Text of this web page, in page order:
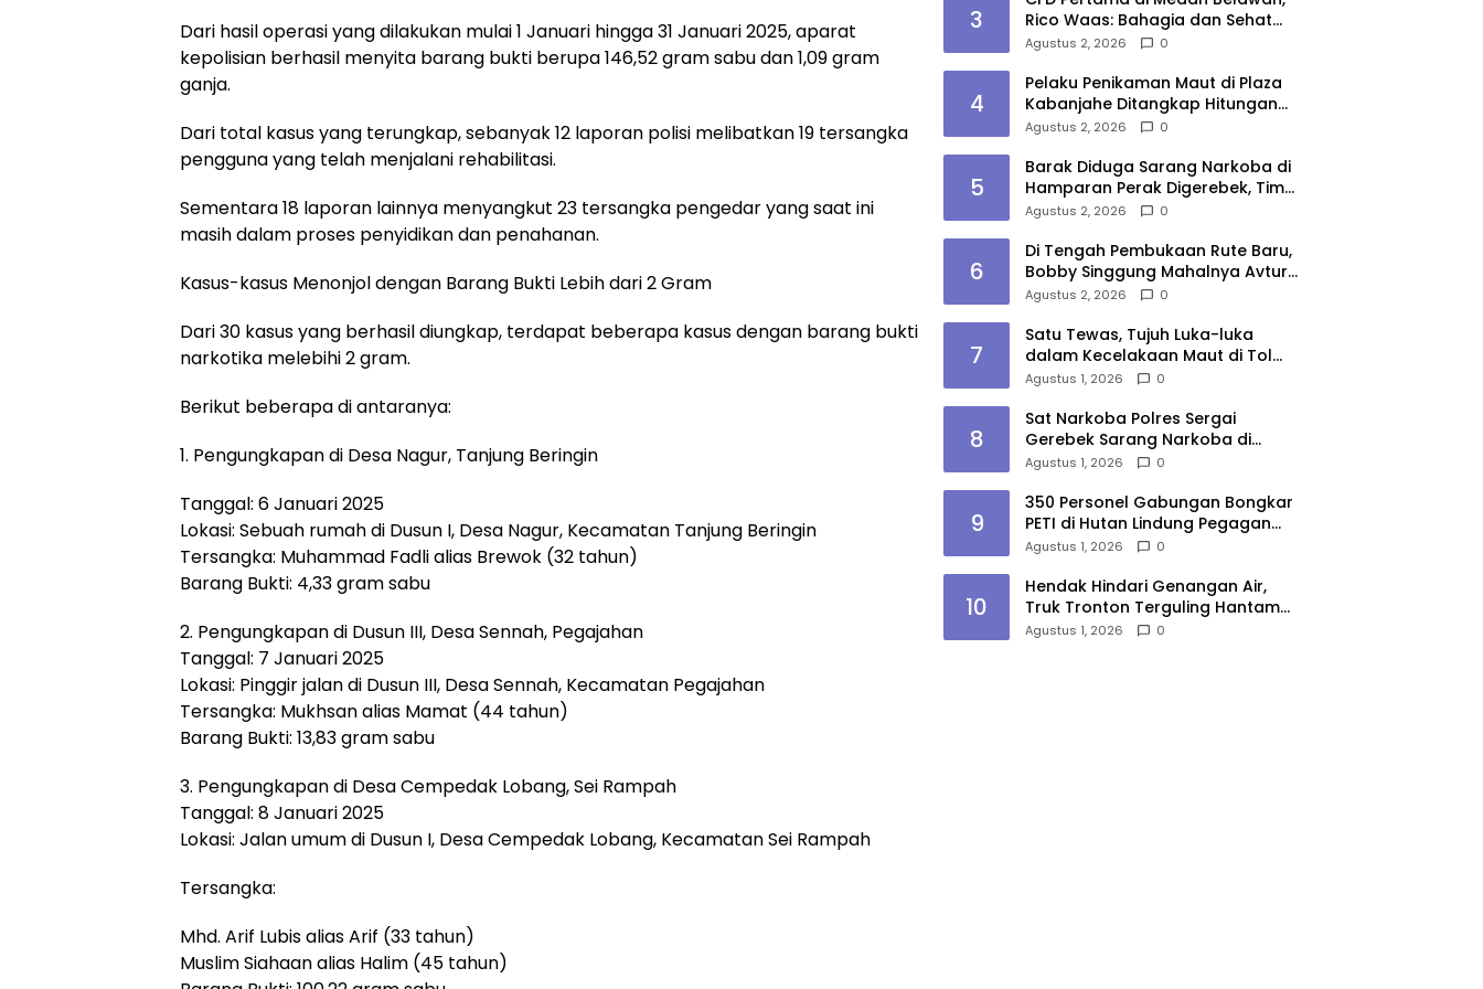
Dari hasil operasi yang dilakukan mulai 1 Januari hingga 31 Januari 2025, aparat
kepolisian berhasil menyita barang bukti berupa 146,52 gram sabu dan 1,09 gram
ganja.
Dari total kasus yang terungkap, sebanyak 12 laporan polisi melibatkan 19 tersangka
pengguna yang telah menjalani rehabilitasi.
Sementara 18 laporan lainnya menyangkut 23 tersangka pengedar yang saat ini
masih dalam proses penyidikan dan penahanan.
Kasus-kasus Menonjol dengan Barang Bukti Lebih dari 2 Gram
Dari 30 kasus yang berhasil diungkap, terdapat beberapa kasus dengan barang bukti
narkotika melebihi 2 gram.
Berikut beberapa di antaranya:
1. Pengungkapan di Desa Nagur, Tanjung Beringin
Tanggal: 6 Januari 2025
Lokasi: Sebuah rumah di Dusun I, Desa Nagur, Kecamatan Tanjung Beringin
Tersangka: Muhammad Fadli alias Brewok (32 tahun)
Barang Bukti: 4,33 gram sabu
2. Pengungkapan di Dusun III, Desa Sennah, Pegajahan
Tanggal: 7 Januari 2025
Lokasi: Pinggir jalan di Dusun III, Desa Sennah, Kecamatan Pegajahan
Tersangka: Mukhsan alias Mamat (44 tahun)
Barang Bukti: 13,83 gram sabu
3. Pengungkapan di Desa Cempedak Lobang, Sei Rampah
Tanggal: 8 Januari 2025
Lokasi: Jalan umum di Dusun I, Desa Cempedak Lobang, Kecamatan Sei Rampah
Tersangka:
Mhd. Arif Lubis alias Arif (33 tahun)
Muslim Siahaan alias Halim (45 tahun)
3
Rico Waas: Bahagia dan Sehat
Harus Menjangkau Seluruh Sudut
Agustus 2, 2026 0
4
Pelaku Penikaman Maut di Plaza
Kabanjahe Ditangkap Hitungan
Menit, Polisi Dalami Motif
Agustus 2, 2026 0
5
Barak Diduga Sarang Narkoba di
Hamparan Perak Digerebek, Tim
Gabungan Musnahkan Lokasi
Agustus 2, 2026 0
6
Di Tengah Pembukaan Rute Baru,
Bobby Singgung Mahalnya Avtur
Kualanamu
Agustus 2, 2026 0
7
Satu Tewas, Tujuh Luka-luka
dalam Kecelakaan Maut di Tol
Medan–Tebing Tinggi
Agustus 1, 2026 0
8
Sat Narkoba Polres Sergai
Gerebek Sarang Narkoba di
Sungai Buaya, Satu Terduga
Agustus 1, 2026 0
9
350 Personel Gabungan Bongkar
PETI di Hutan Lindung Pegagan
Hilir, 47 Camp dan Puluhan
Agustus 1, 2026 0
10
Hendak Hindari Genangan Air,
Truk Tronton Terguling Hantam
Pembatas Jalan di Jalinsum
Agustus 1, 2026 0